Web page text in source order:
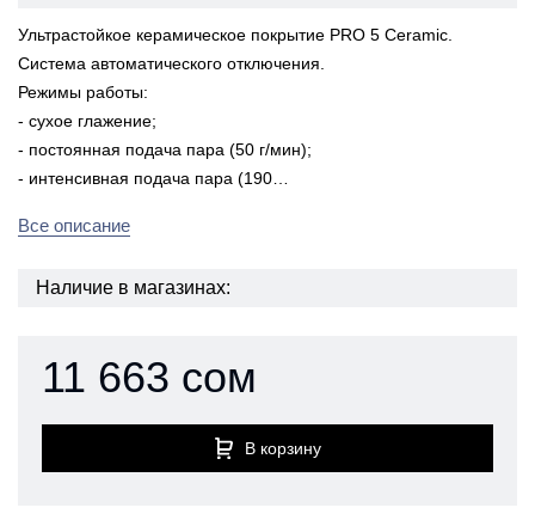
Ультрастойкое керамическое покрытие PRO 5 Ceramic.
Система автоматического отключения.
Режимы работы:
- сухое глажение;
- постоянная подача пара (50 г/мин);
- интенсивная подача пара (190…
Все описание
Наличие в магазинах:
11 663 сом
В корзину